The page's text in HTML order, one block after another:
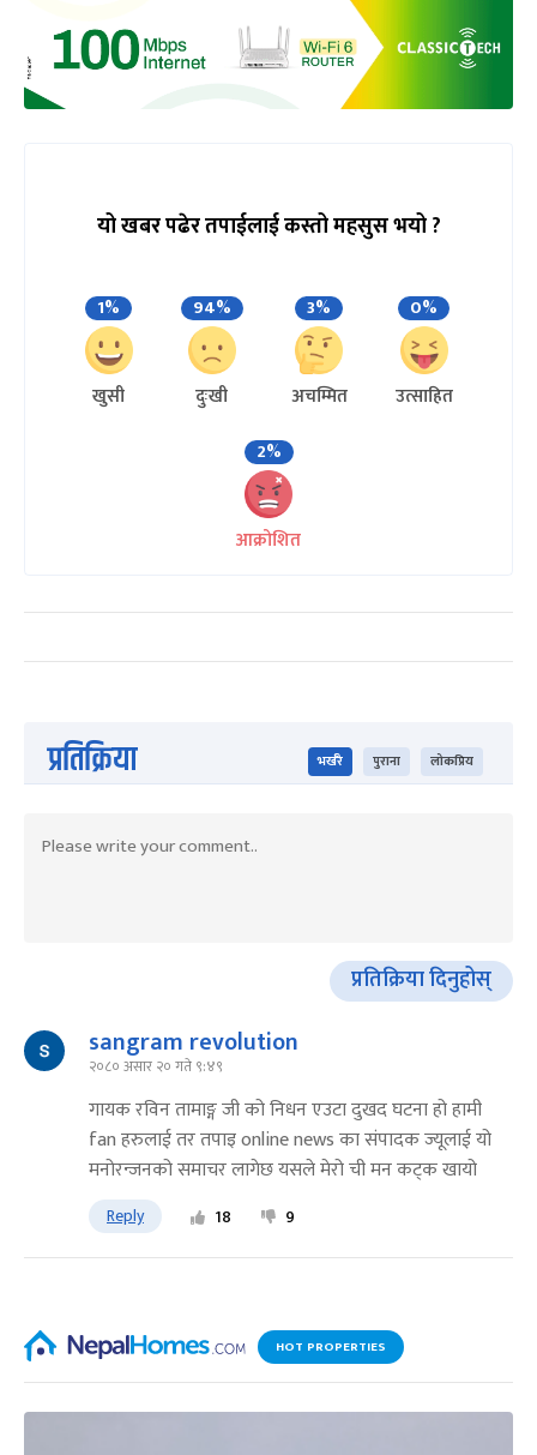
यो खबर पढेर तपाईलाई कस्तो महसुस भयो ?
1%
खुसी
94%
दुःखी
3%
अचम्मित
0%
उत्साहित
2%
आक्रोशित
प्रतिक्रिया भर्खरै पुराना लोकप्रिय
प्रतिक्रिया दिनुहोस्
sangram revolution
२०८० असार २० गते ९:४९
गायक रविन तामाङ्ग जी को निधन एउटा दुखद घटना हो हामी
fan हरुलाई तर तपाइ online news का संपादक ज्यूलाई यो
मनोरन्जनको समाचर लागेछ यसले मेरो ची मन कट्क खायो
Reply 18 9
HOT PROPERTIES